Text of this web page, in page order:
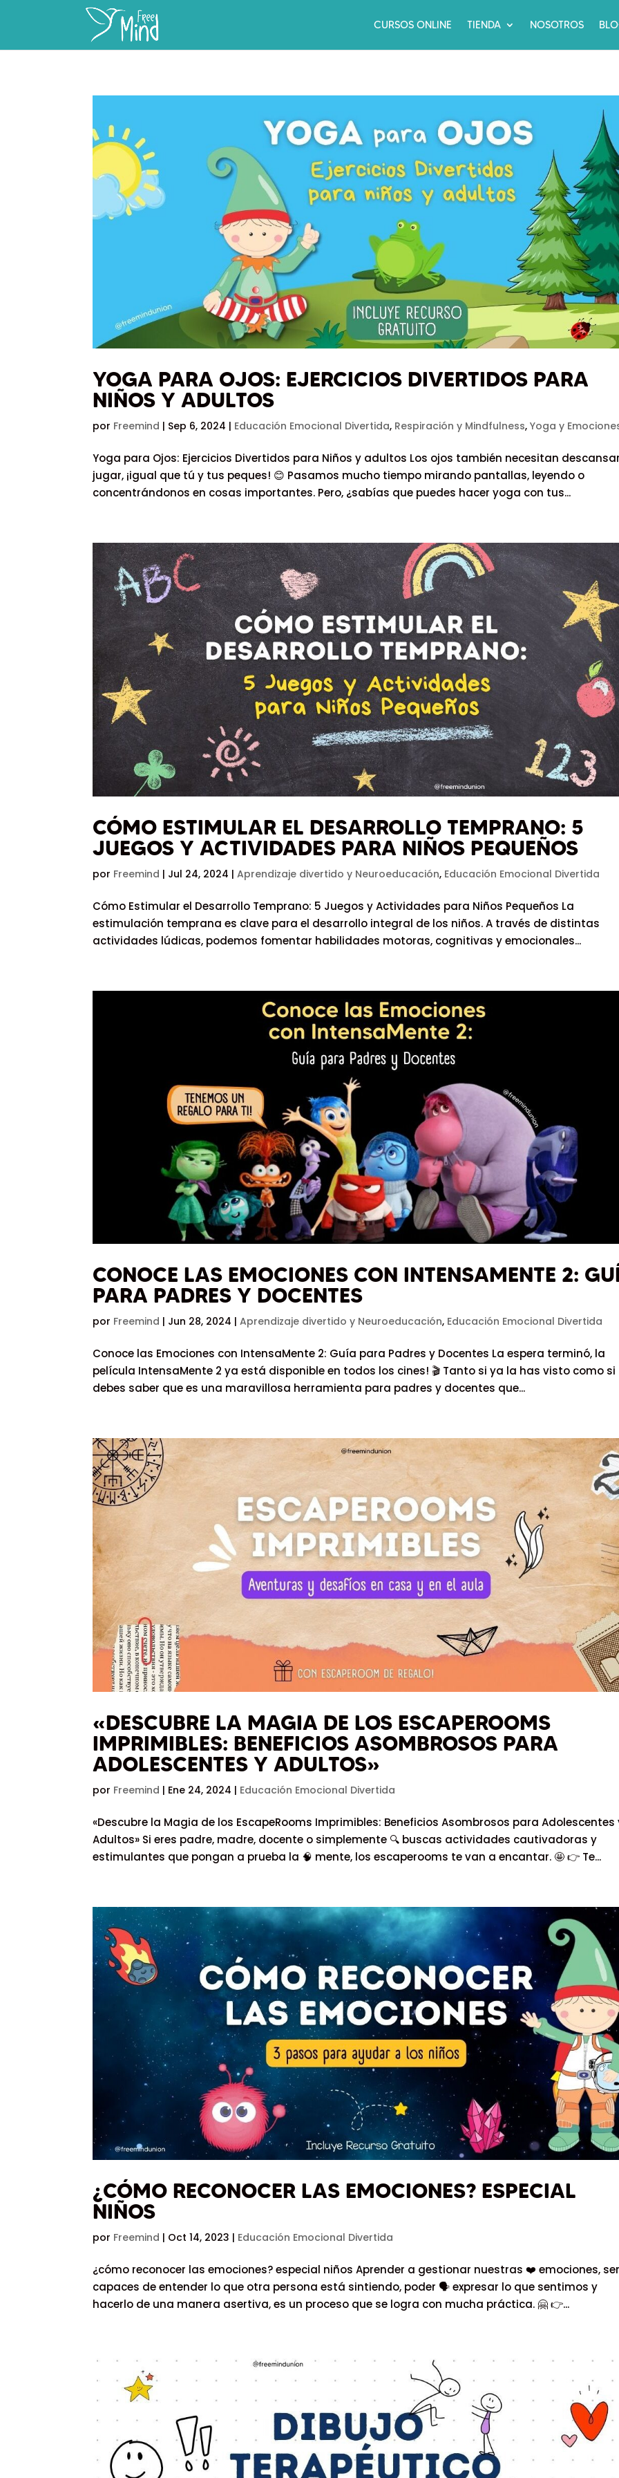
CURSOS ONLINE TIENDA NOSOTROS
YOGA PARA OJOS: EJERCICIOS DIVERTIDOS PARA
NIÑOS Y ADULTOS
por Freemind | Sep 6, 2024 | Educación Emocional Divertida, Respiración y Mindfulness,Yoga y
Yoga para Ojos: Ejercicios Divertidos para Niños y adultos Los ojos también necesitan
jugar, ¡igual que tú y tus peques! 😊 Pasamos mucho tiempo mirando pantallas, leyendo o
concentrándonos en cosas importantes. Pero, ¿sabías que puedes hacer yoga con tus...
CÓMO ESTIMULAR EL DESARROLLO TEMPRANO: 5
JUEGOS Y ACTIVIDADES PARA NIÑOS PEQUEÑOS
por Freemind | Jul 24, 2024 |Aprendizaje divertido y Neuroeducación, Educación Emocional Divertida
Cómo Estimular el Desarrollo Temprano: 5 Juegos y Actividades para Niños Pequeños La
estimulación temprana es clave para el desarrollo integral de los niños. A través de distintas
actividades lúdicas, podemos fomentar habilidades motoras, cognitivas y emocionales...
CONOCE LAS EMOCIONES CON INTENSAMENTE 2:
PARA PADRES Y DOCENTES
por Freemind | Jun 28, 2024 |Aprendizaje divertido y Neuroeducación, Educación Emocional Divertida
Conoce las Emociones con IntensaMente 2: Guía para Padres y Docentes La espera terminó, la
película IntensaMente 2 ya está disponible en todos los cines! 🎬 Tanto si ya la has visto como si
debes saber que es una maravillosa herramienta para padres y docentes que...
«DESCUBRE LA MAGIA DE LOS ESCAPEROOMS
IMPRIMIBLES: BENEFICIOS ASOMBROSOS PARA
ADOLESCENTES Y ADULTOS»
por Freemind | Ene 24, 2024 | Educación Emocional Divertida
«Descubre la Magia de los EscapeRooms Imprimibles: Beneficios Asombrosos para Adolescentes
Adultos» Si eres padre, madre, docente o simplemente 🔍 buscas actividades cautivadoras y
estimulantes que pongan a prueba la 🧠 mente, los escaperooms te van a encantar. 🤩 👉 Te...
¿CÓMO RECONOCER LAS EMOCIONES? ESPECIAL
NIÑOS
por Freemind | Oct 14, 2023 | Educación Emocional Divertida
¿cómo reconocer las emociones? especial niños Aprender a gestionar nuestras ❤️ emociones,
capaces de entender lo que otra persona está sintiendo, poder 🗣 expresar lo que sentimos y
hacerlo de una manera asertiva, es un proceso que se logra con mucha práctica. 🤗 👉...